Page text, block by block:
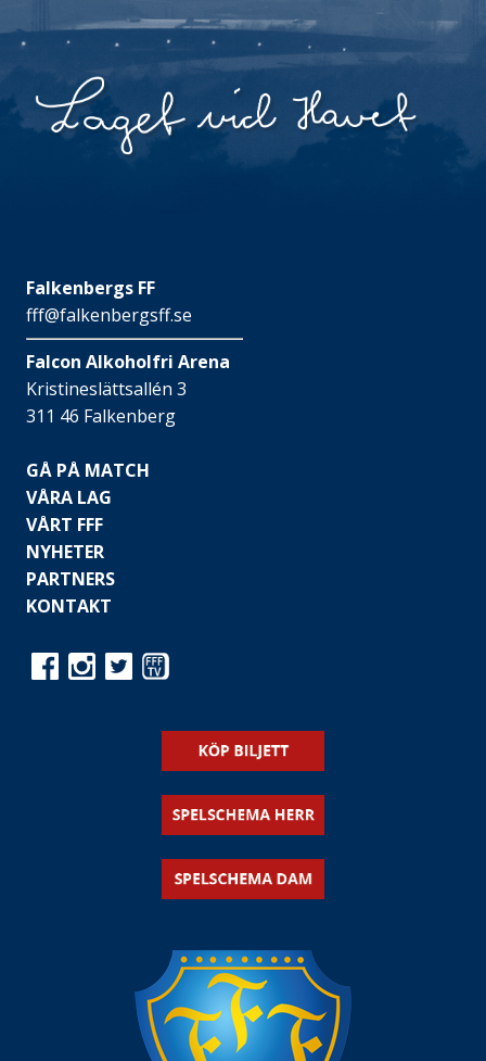
Falkenbergs FF
fff@falkenbergsff.se
Falcon Alkoholfri Arena
Kristineslättsallén 3
311 46 Falkenberg
GÅ PÅ MATCH
VÅRA LAG
VÅRT FFF
NYHETER
PARTNERS
KONTAKT